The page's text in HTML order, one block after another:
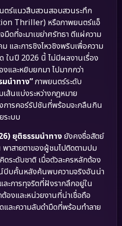
ร์แนวสืบสวนสอบสวนระทึก
Thriller) หรือภาพยนตร์แอ็
มืดที่จะมาเขย่าศรัทธา ตีแผ่ความ
และการชิงไหวชิงพริบเพื่อความ
ในปี 2026 นี้ ไม่มีผลงานเรื่อง
และหยิบยกมา ไปมากกว่า
นำทาง”ภาพยนตร์ระดับ
ส้นแบ่งระหว่างกฎหมาย
ารคอร์รัปชันที่พร้อมจะกลืนกิน
ระบบ
ยุติธรรมนำทางยังคงซื่อสัตย์
าสายตาของผู้ชมไปติดตามปม
ระดับชาติ เมื่อตัวละครหลักต้อง
บีบคั้นหลังค้นพบความจริงอันน่า
ะการทุจริตที่ฝังรากลึกอยู่ใน
องและหน่วยงานที่น่าเชื่อถือ
และความลับดำมืดที่พร้อมทำลาย